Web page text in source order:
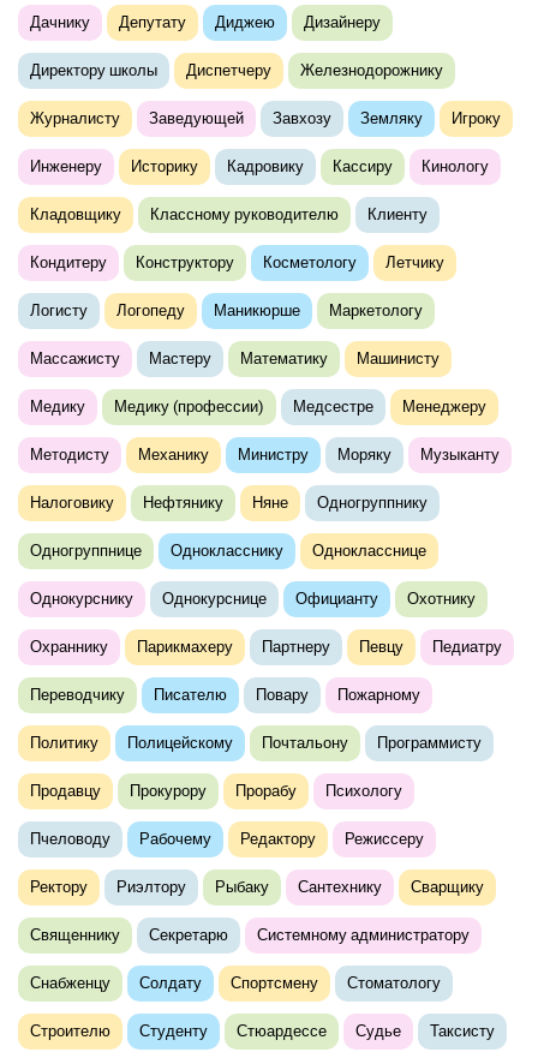
Дачнику Депутату Диджею Дизайнеру
Директору школы Диспетчеру Железнодорожнику
Журналисту Заведующей Завхозу Земляку Игроку
Инженеру Историку Кадровику Кассиру Кинологу
Кладовщику Классному руководителю Клиенту
Кондитеру Конструктору Косметологу Летчику
Логисту Логопеду Маникюрше Маркетологу
Массажисту Мастеру Математику Машинисту
Медику Медику (профессии) Медсестре Менеджеру
Методисту Механику Министру Моряку Музыканту
Налоговику Нефтянику Няне Одногруппнику
Одногруппнице Однокласснику Однокласснице
Однокурснику Однокурснице Официанту Охотнику
Охраннику Парикмахеру Партнеру Певцу Педиатру
Переводчику Писателю Повару Пожарному
Политику Полицейскому Почтальону Программисту
Продавцу Прокурору Прорабу Психологу
Пчеловоду Рабочему Редактору Режиссеру
Ректору Риэлтору Рыбаку Сантехнику Сварщику
Священнику Секретарю Системному администратору
Снабженцу Солдату Спортсмену Стоматологу
Строителю Студенту Стюардессе Судье Таксисту